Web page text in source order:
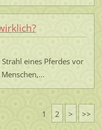
eines Pferdes vor
1 2 > >>